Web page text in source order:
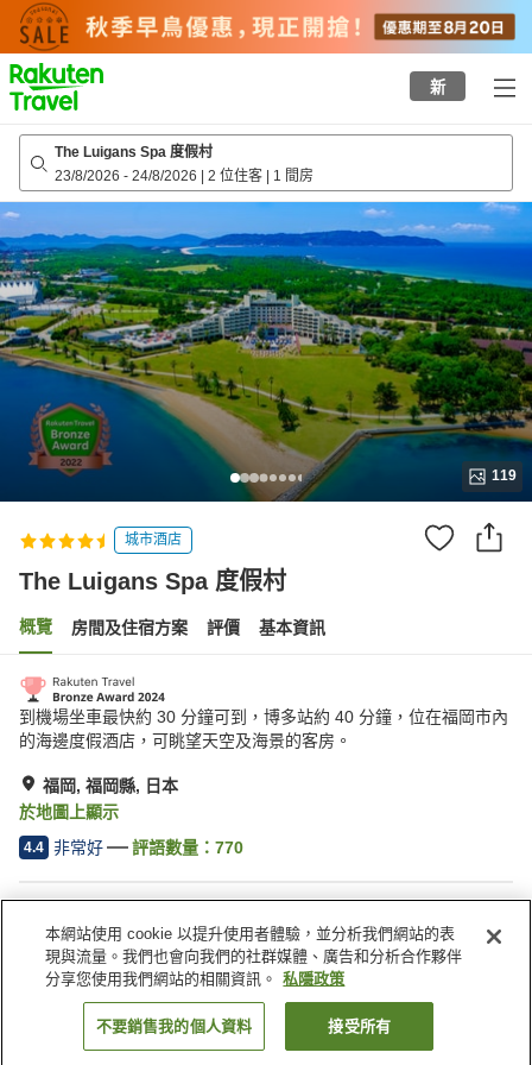
to
top
page
新
The Luigans Spa 度假村
23/8/2026 - 24/8/2026 | 2 位住客 | 1 間房
119
城市酒店
The Luigans Spa 度假村
概覽 房間及住宿方案 評價 基本資訊
到機場坐車最快約 30 分鐘可到，博多站約 40 分鐘，位在福岡市內
的海邊度假酒店，可眺望天空及海景的客房。
福岡, 福岡縣, 日本
於地圖上顯示
4.4 非常好 評語數量： 770
接送服務
送遞服務
乾洗服務
送餐服務
日本 福岡縣 福岡 The Luigans Spa 度假村
找客房
本網站使用 cookie 以提升使用者體驗，並分析我們網站的表
現與流量。我們也會向我們的社群媒體、廣告和分析合作夥伴
分享您使用我們網站的相關資訊。
私隱政策
不要銷售我的個人資料 接受所有